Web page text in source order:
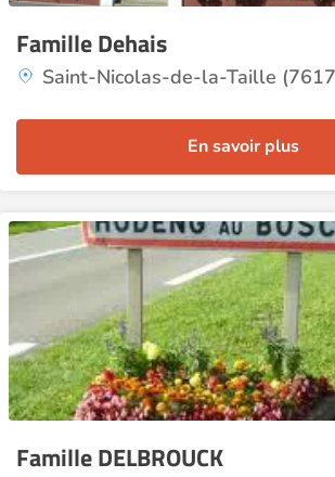
Famille Dehais
Saint-Nicolas-de-la-Taille
En savoir plus
Famille DELBROUCK